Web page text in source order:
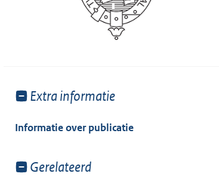
Toon
van:
Extra informatie
Informatie over publicatie
Toon
Gerelateerd